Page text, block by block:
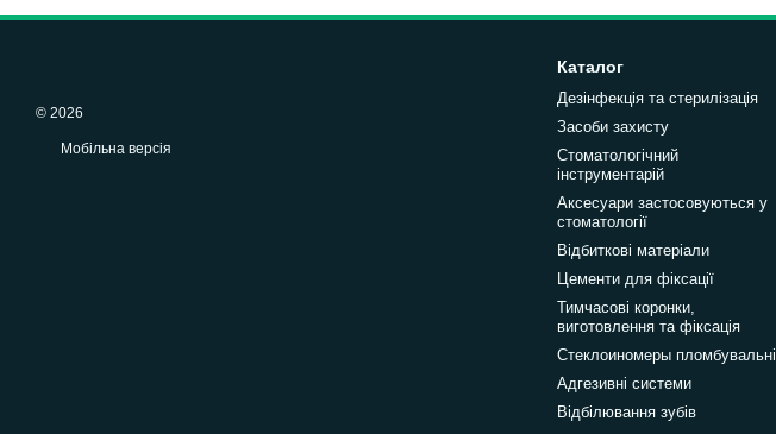
© 2026
Мобільна версія
Каталог
Дезінфекція та стерилізація
Засоби захисту
Стоматологічний
інструментарій
Аксесуари застосовуються у
стоматології
Відбиткові матеріали
Цементи для фіксації
Тимчасові коронки,
виготовлення та фіксація
Стеклоиномеры пломбувальні
Адгезивні системи
Відбілювання зубів